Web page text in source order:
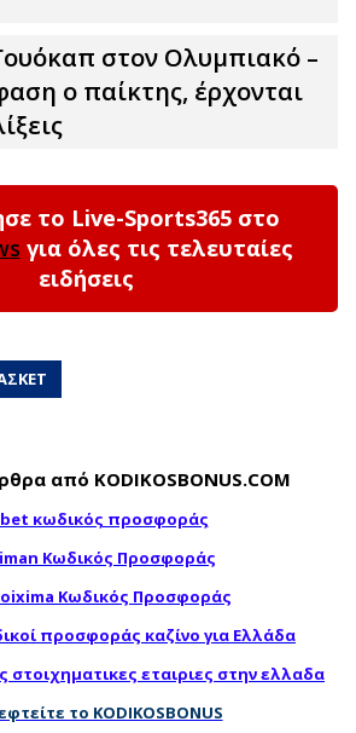
στον Ολυμπιακό –
ο παίκτης, έρχονται
το Live-Sports365 στο
για όλες τις τελευταίες
ειδήσεις
από KODIKOSBONUS.COM
κωδικός προσφοράς
Κωδικός Προσφοράς
Κωδικός Προσφοράς
προσφοράς καζίνο για Ελλάδα
στοιχηματικες εταιριες στην ελλαδα
το KODIKOSBONUS